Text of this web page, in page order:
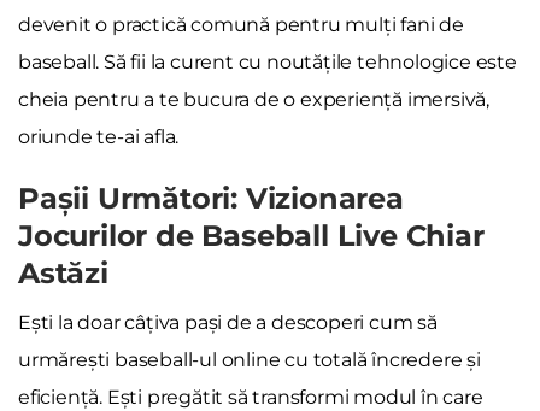
devenit o practică comună pentru mulți fani de
baseball. Să fii la curent cu noutățile tehnologice este
cheia pentru a te bucura de o experiență imersivă,
oriunde te-ai afla.
Pașii Următori: Vizionarea
Jocurilor de Baseball Live Chiar
Astăzi
Ești la doar câțiva pași de a descoperi cum să
urmărești baseball-ul online cu totală încredere și
eficiență. Ești pregătit să transformi modul în care